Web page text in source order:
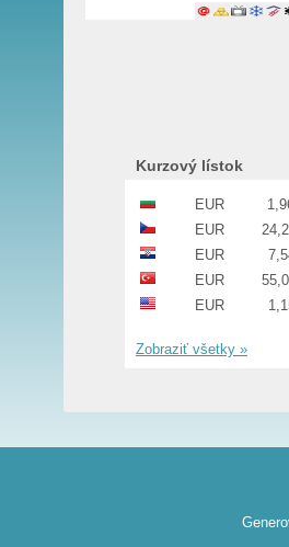
Kurzový lístok
EUR
EUR
EUR
EUR
EUR
Zobraziť všetky »